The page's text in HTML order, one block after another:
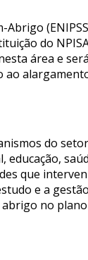
do
área e
ao
do
que
e a
no